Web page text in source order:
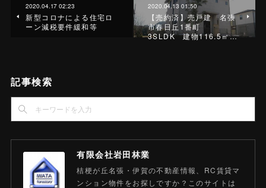
2020.04.17 02:23
新型コロナによる住宅ロ
ーン減税要件緩和等
2020.04.13 01:50
【売約済】売戸建 名張
市春日丘1番町
3SLDK 建物116.5㎡…
記事検索
有限会社岩田林業
桔梗が丘名張・伊賀の不動産情報、RC賃貸マ
ンション物件をお探しですか？このサイトは